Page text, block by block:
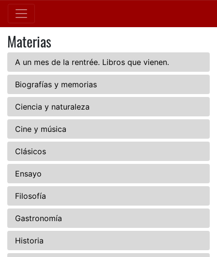
Materias
A un mes de la rentrée. Libros que vienen.
Biografías y memorias
Ciencia y naturaleza
Cine y música
Clásicos
Ensayo
Filosofía
Gastronomía
Historia